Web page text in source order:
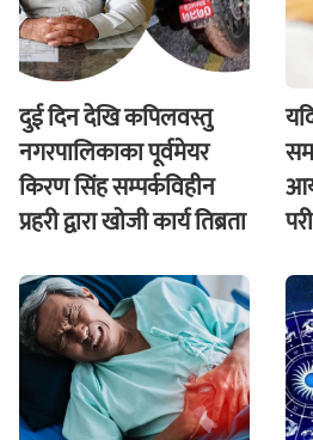
दुई दिन देखि कपिलवस्तु
नगरपालिकाका पूर्वमेयर
किरण सिंह सम्पर्कविहीन
प्रहरी द्वारा खाेजी कार्य तिब्रता